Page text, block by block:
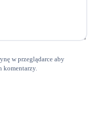
w przeglądarce aby
komentarzy.